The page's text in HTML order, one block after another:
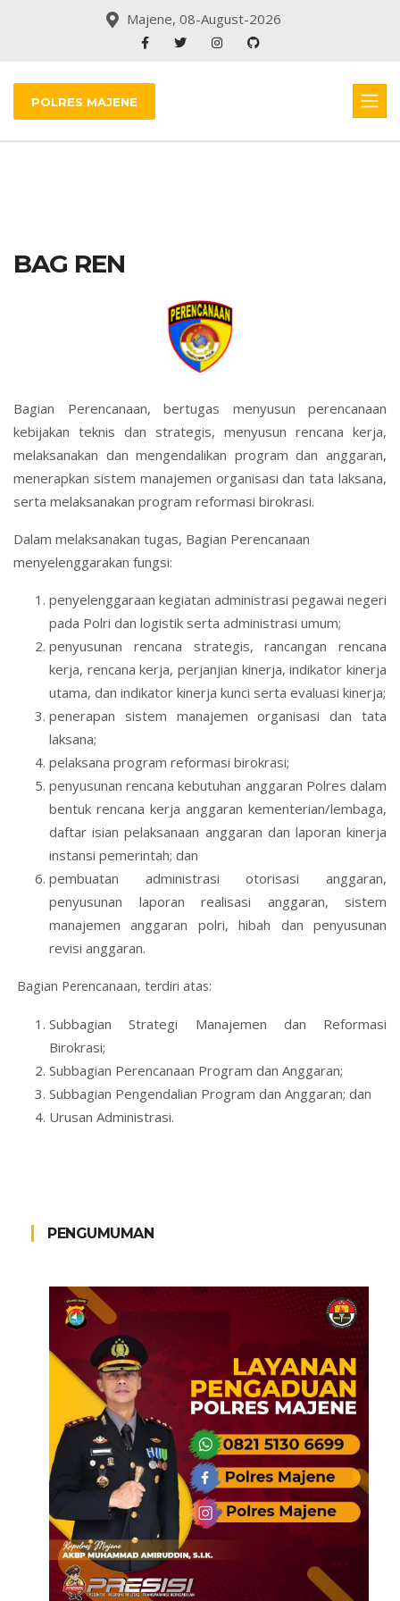
Majene, 08-August-2026
POLRES MAJENE
BAG REN
Bagian Perencanaan, bertugas menyusun perencanaan
kebijakan teknis dan strategis, menyusun rencana kerja,
melaksanakan dan mengendalikan program dan anggaran,
menerapkan sistem manajemen organisasi dan tata laksana,
serta melaksanakan program reformasi birokrasi.
Dalam melaksanakan tugas, Bagian Perencanaan
menyelenggarakan fungsi:
penyelenggaraan kegiatan administrasi pegawai negeri
pada Polri dan logistik serta administrasi umum;
penyusunan rencana strategis, rancangan rencana
kerja, rencana kerja, perjanjian kinerja, indikator kinerja
utama, dan indikator kinerja kunci serta evaluasi kinerja;
penerapan sistem manajemen organisasi dan tata
laksana;
pelaksana program reformasi birokrasi;
penyusunan rencana kebutuhan anggaran Polres dalam
bentuk rencana kerja anggaran kementerian/lembaga,
daftar isian pelaksanaan anggaran dan laporan kinerja
instansi pemerintah; dan
pembuatan administrasi otorisasi anggaran,
penyusunan laporan realisasi anggaran, sistem
manajemen anggaran polri, hibah dan penyusunan
revisi anggaran.
Bagian Perencanaan, terdiri atas:
Subbagian Strategi Manajemen dan Reformasi
Birokrasi;
Subbagian Perencanaan Program dan Anggaran;
Subbagian Pengendalian Program dan Anggaran; dan
Urusan Administrasi.
PENGUMUMAN